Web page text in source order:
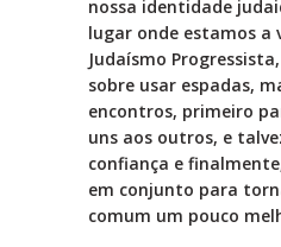
nossa identidade
lugar onde estamos a
Judaísmo
sobre usar espadas,
encontros, primeiro
uns aos outros, e
confiança e
em conjunto para
comum um pouco